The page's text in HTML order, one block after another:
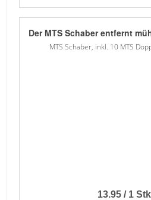
MTS Schaber, inkl. 10 MTS
13.95 / 1 Stk